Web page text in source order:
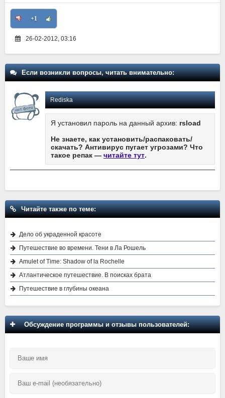
+1
26-02-2012, 03:16
Если возникли вопросы, читать внимательно:
Rediska
Я установил пароль на данный архив: rsload
Не знаете, как установить/распаковать/
скачать? Антивирус пугает угрозами? Что
такое репак — читайте тут.
Читайте также по теме:
Дело об украденной красоте
Путешествие во времени. Тени в Ла Рошель
Amulet of Time: Shadow of la Rochelle
Атлантическое путешествие. В поисках брата
Путешествие в глубины океана
Обсуждение программы и отзывы пользователей: